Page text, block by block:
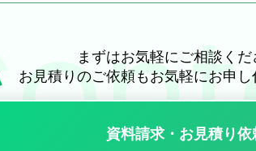
まずはお気軽にご相談くだ
お見積りのご依頼もお気軽にお申
資料請求・お見積り依